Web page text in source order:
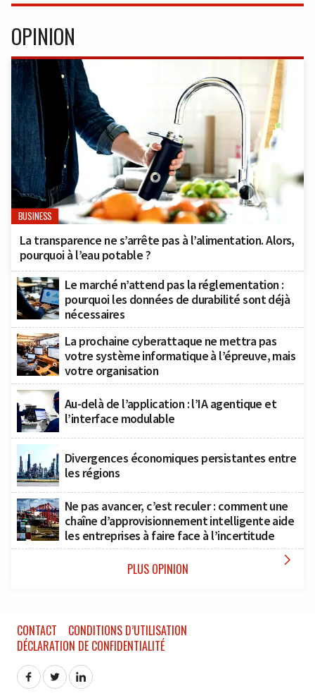
OPINION
BUSINESS
La transparence ne s’arrête pas à l’alimentation. Alors,
pourquoi à l’eau potable ?
Le marché n’attend pas la réglementation :
pourquoi les données de durabilité sont déjà
nécessaires
La prochaine cyberattaque ne mettra pas
votre système informatique à l’épreuve, mais
votre organisation
Au-delà de l’application : l’IA agentique et
l’interface modulable
Divergences économiques persistantes entre
les régions
Ne pas avancer, c’est reculer : comment une
chaîne d’approvisionnement intelligente aide
les entreprises à faire face à l’incertitude
PLUS OPINION 
CONTACT
CONDITIONS D’UTILISATION
DÉCLARATION DE CONFIDENTIALITÉ